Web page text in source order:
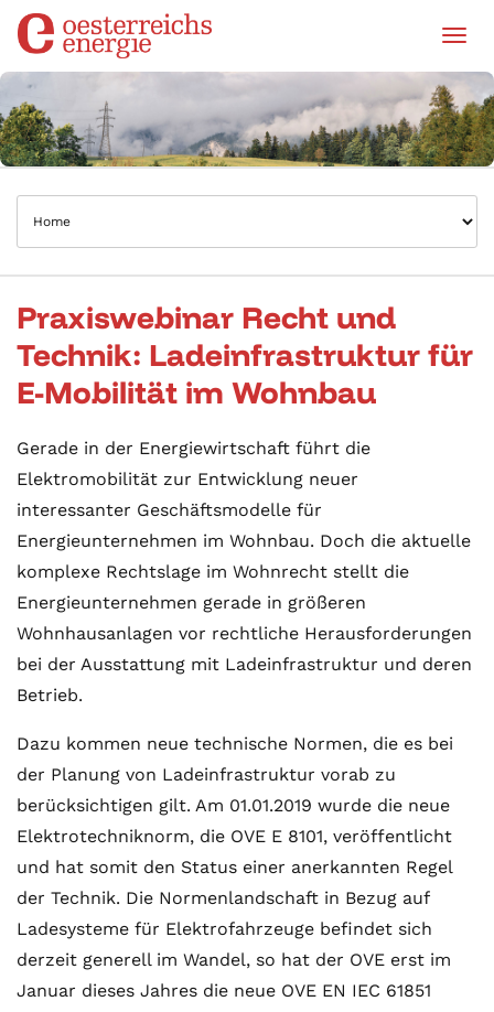
Praxiswebinar Recht und
Technik: Ladeinfrastruktur für
E-Mobilität im Wohnbau
Gerade in der Energiewirtschaft führt die
Elektromobilität zur Entwicklung neuer
interessanter Geschäftsmodelle für
Energieunternehmen im Wohnbau. Doch die aktuelle
komplexe Rechtslage im Wohnrecht stellt die
Energieunternehmen gerade in größeren
Wohnhausanlagen vor rechtliche Herausforderungen
bei der Ausstattung mit Ladeinfrastruktur und deren
Betrieb.
Dazu kommen neue technische Normen, die es bei
der Planung von Ladeinfrastruktur vorab zu
berücksichtigen gilt. Am 01.01.2019 wurde die neue
Elektrotechniknorm, die OVE E 8101, veröffentlicht
und hat somit den Status einer anerkannten Regel
der Technik. Die Normenlandschaft in Bezug auf
Ladesysteme für Elektrofahrzeuge befindet sich
derzeit generell im Wandel, so hat der OVE erst im
Januar dieses Jahres die neue OVE EN IEC 61851